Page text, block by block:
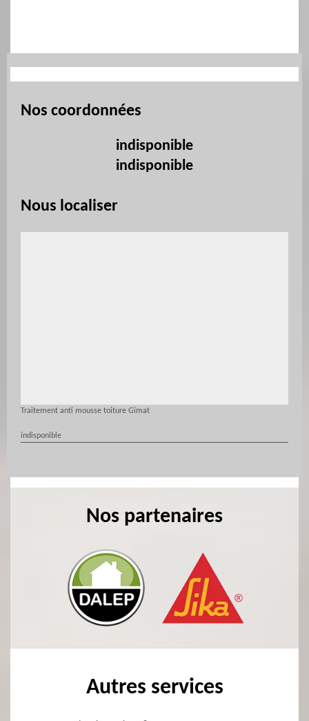
Nos coordonnées
indisponible
indisponible
Nous localiser
Traitement anti mousse toiture Gimat
indisponible
Nos partenaires
Autres services